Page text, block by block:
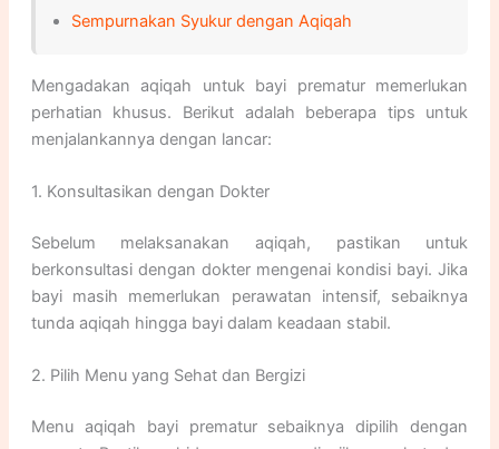
Sempurnakan Syukur dengan Aqiqah
Mengadakan aqiqah untuk bayi prematur memerlukan
perhatian khusus. Berikut adalah beberapa tips untuk
menjalankannya dengan lancar:
1. Konsultasikan dengan Dokter
Sebelum melaksanakan aqiqah, pastikan untuk
berkonsultasi dengan dokter mengenai kondisi bayi. Jika
bayi masih memerlukan perawatan intensif, sebaiknya
tunda aqiqah hingga bayi dalam keadaan stabil.
2. Pilih Menu yang Sehat dan Bergizi
Menu aqiqah bayi prematur sebaiknya dipilih dengan